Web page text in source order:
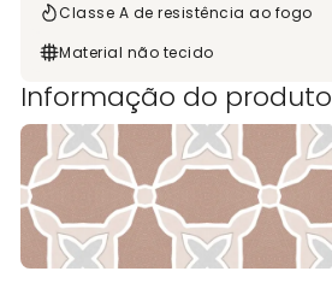
Classe A de resistência ao fogo
Material não tecido
Informação do produto